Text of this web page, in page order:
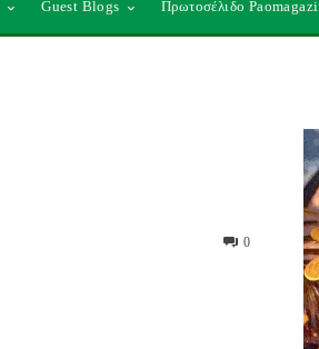
Guest Blogs Πρωτοσέλιδο
0